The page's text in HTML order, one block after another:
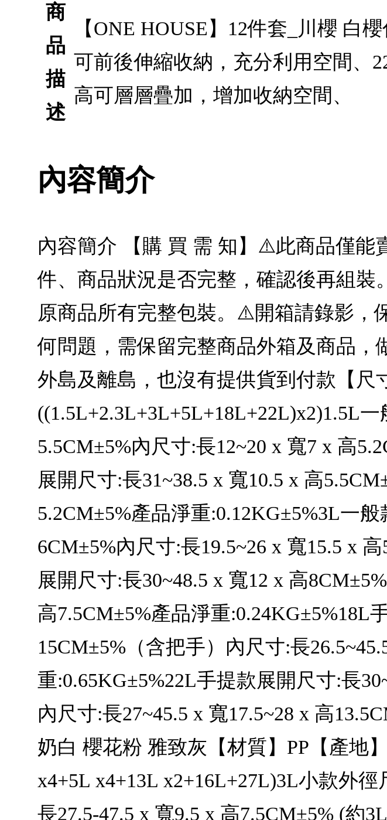
商
品
描
述
【ONE HOUSE】12件套_川櫻 白
可前後伸縮收納，充分利用空間、
高可層層疊加，增加收納空間、
內容簡介
內容簡介 【購 買 需 知】⚠️此商品僅
件、商品狀況是否完整，確認後再組
原商品所有完整包裝。⚠️開箱請錄影，
何問題，需保留完整商品外箱及商品
外島及離島，也沒有提供貨到付款【尺
((1.5L+2.3L+3L+5L+18L+22L)x2)1.5L
5.5CM±5%內尺寸:長12~20 x 寬7 x 高
展開尺寸:長31~38.5 x 寬10.5 x 高
5.2CM±5%產品淨重:0.12KG±5%3L一
6CM±5%內尺寸:長19.5~26 x 寬15.5 x
展開尺寸:長30~48.5 x 寬12 x 高
高7.5CM±5%產品淨重:0.24KG±5%18L
15CM±5%（含把手）內尺寸:長
重:0.65KG±5%22L手提款展開尺寸:長
內尺寸:長27~45.5 x 寬17.5~28 x 高
奶白 櫻花粉 雅致灰【材質】PP【產地
x4+5L x4+13L x2+16L+27L)3L小款外
長27.5-47.5 x 寬9.5 x 高7.5CM±5% (約